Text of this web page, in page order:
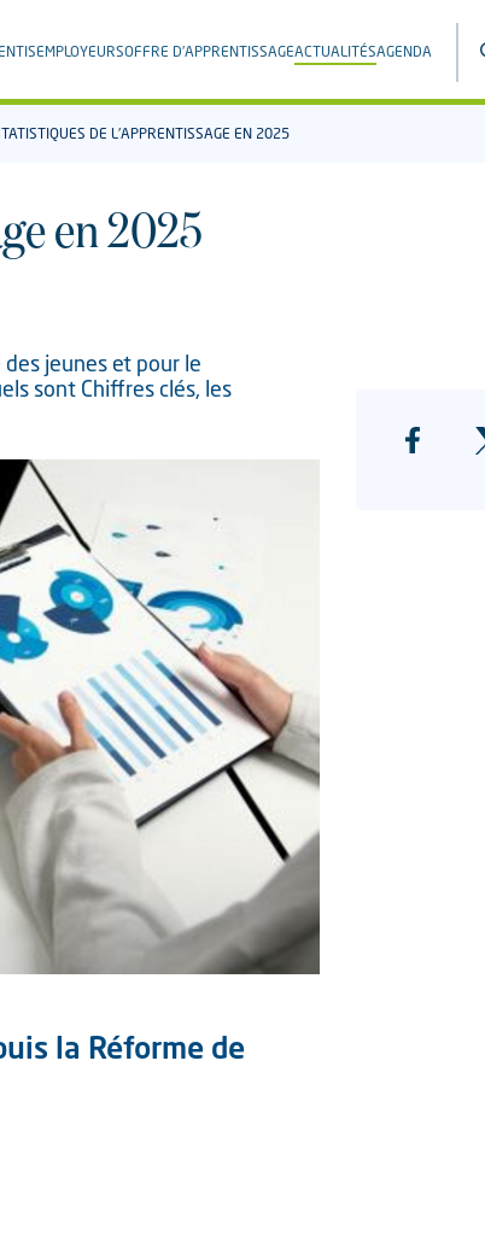
EMPLOYEURSOFFRE D'APPRENTISSAGEACTUALITÉSAGENDA
DE L'APPRENTISSAGE EN 2025
en 2025
jeunes et pour le
sont Chiffres clés, les
la Réforme de